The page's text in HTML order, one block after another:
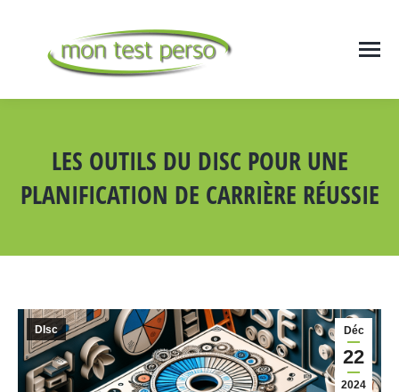
LES OUTILS DU DISC POUR UNE
PLANIFICATION DE CARRIÈRE RÉUSSIE
Déc
22
2024
DIsc